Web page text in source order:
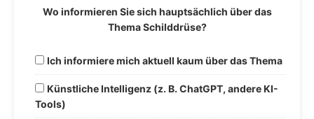
Wo informieren Sie sich hauptsächlich über das
Thema Schilddrüse?
Ich informiere mich aktuell kaum über das Thema
Künstliche Intelligenz (z. B. ChatGPT, andere KI-
Tools)